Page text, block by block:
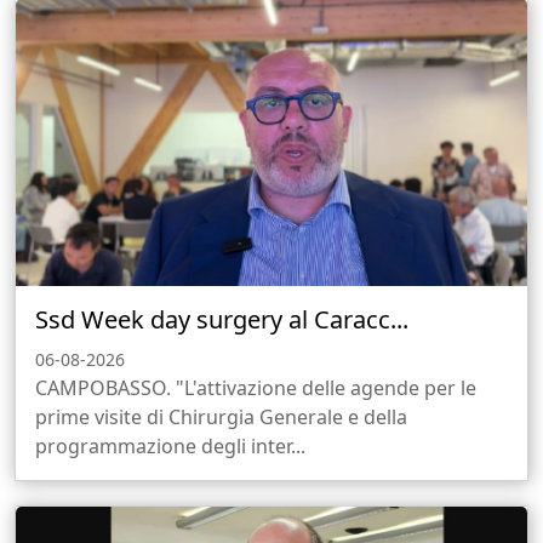
Ssd Week day surgery al Caracc...
06-08-2026
CAMPOBASSO. "L'attivazione delle agende per le
prime visite di Chirurgia Generale e della
programmazione degli inter...